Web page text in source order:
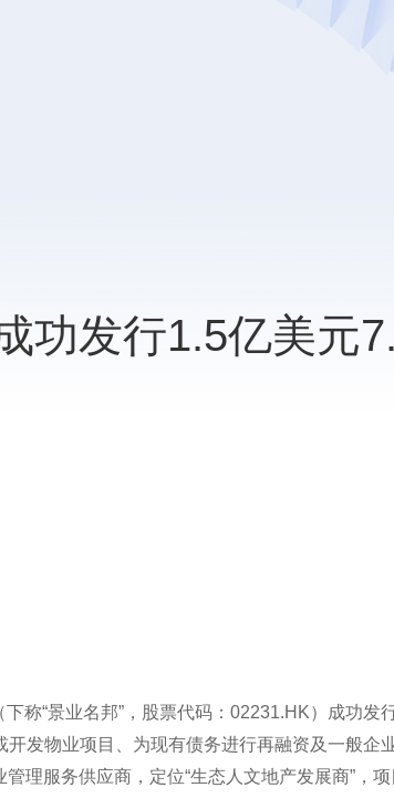
功发行1.5亿美元
称“景业名邦”，股票代码：02231.HK）成功发
发物业项目、为现有债务进行再融资及一般企业
理服务供应商，定位“生态人文地产发展商”，